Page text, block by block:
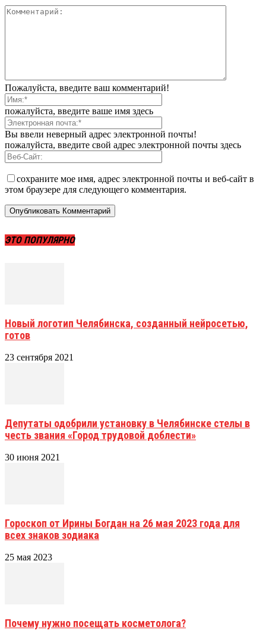
Пожалуйста, введите ваш комментарий!
пожалуйста, введите ваше имя здесь
Вы ввели неверный адрес электронной почты!
пожалуйста, введите свой адрес электронной почты здесь
сохраните мое имя, адрес электронной почты и веб-сайт в
этом браузере для следующего комментария.
ЭТО ПОПУЛЯРНО
Новый логотип Челябинска, созданный нейросетью,
готов
23 сентября 2021
Депутаты одобрили установку в Челябинске стелы в
честь звания «Город трудовой доблести»
30 июня 2021
Гороскоп от Ирины Богдан на 26 мая 2023 года для
всех знаков зодиака
25 мая 2023
Почему нужно посещать косметолога?